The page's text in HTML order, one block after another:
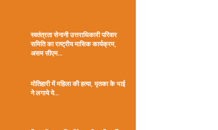
स्वतंत्रता सेनानी उत्तराधिकारी परिवार
समिति का राष्ट्रीय मासिक कार्यक्रम,
असम सीएम...
मोतिहारी में महिला की हत्या, मृतका के भाई
ने लगाये ये...